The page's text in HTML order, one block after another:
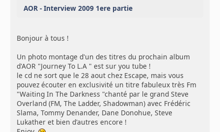
AOR - Interview 2009 1ere partie
Bonjour à tous !
Un photo montage d'un des titres du prochain album
d'AOR "Journey To L.A " est sur you tube !
le cd ne sort que le 28 aout chez Escape, mais vous
pouvez écouter en exclusivité un titre fabuleux très Fm
"Waiting In The Darkness "chanté par le grand Steve
Overland (FM, The Ladder, Shadowman) avec Frédéric
Slama, Tommy Denander, Dane Donohue, Steve
Lukather et bien d'autres encore !